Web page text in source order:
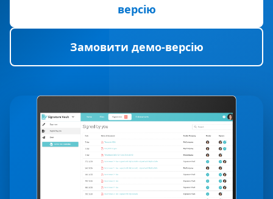
версію
Замовити демо-версію